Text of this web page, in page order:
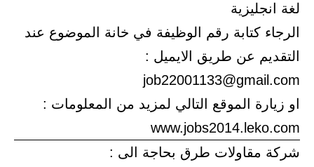
لغة انجليزية
الرجاء كتابة رقم الوظيفة في خانة الموضوع عند
التقديم عن طريق الايميل :
job22001133@gmail.com
او زيارة الموقع التالي لمزيد من المعلومات :
www.jobs2014.leko.com
شركة مقاولات طرق بحاجة الى :